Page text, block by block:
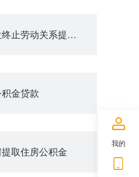
完全丧失劳动能力并与单位终止劳动关系提取住房公积金
金贷款
取住房公积金
我的